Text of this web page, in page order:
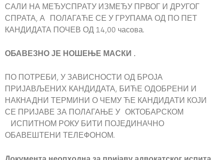
САЛИ НА МЕЂУСПРАТУ ИЗМЕЂУ ПРВОГ И ДРУГОГ
СПРАТА, А ПОЛАГАЋЕ СЕ У ГРУПАМА ОД ПО ПЕТ
КАНДИДАТА ПОЧЕВ ОД 14,00 часова.
ОБАВЕЗНО ЈЕ НОШЕЊЕ МАСКИ .
ПО ПОТРЕБИ, У ЗАВИСНОСТИ ОД БРОЈА
ПРИЈАВЉЕНИХ КАНДИДАТА, БИЋЕ ОДОБРЕНИ И
НАКНАДНИ ТЕРМИНИ О ЧЕМУ ЋЕ КАНДИДАТИ КОЈИ
СЕ ПРИЈАВЕ ЗА ПОЛАГАЊЕ У ОКТОБАРСКОМ
ИСПИТНОМ РОКУ БИТИ ПОЈЕДИНАЧНО
ОБАВЕШТЕНИ ТЕЛЕФОНОМ.